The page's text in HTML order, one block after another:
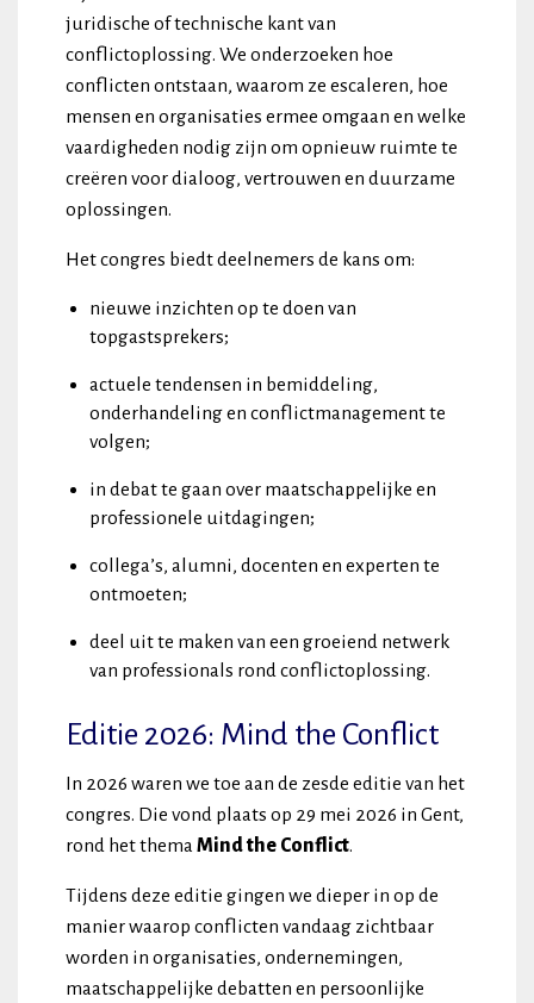
juridische of technische kant van
conflictoplossing. We onderzoeken hoe
conflicten ontstaan, waarom ze escaleren, hoe
mensen en organisaties ermee omgaan en welke
vaardigheden nodig zijn om opnieuw ruimte te
creëren voor dialoog, vertrouwen en duurzame
oplossingen.
Het congres biedt deelnemers de kans om:
nieuwe inzichten op te doen van
topgastsprekers;
actuele tendensen in bemiddeling,
onderhandeling en conflictmanagement te
volgen;
in debat te gaan over maatschappelijke en
professionele uitdagingen;
collega’s, alumni, docenten en experten te
ontmoeten;
deel uit te maken van een groeiend netwerk
van professionals rond conflictoplossing.
Editie 2026: Mind the Conflict
In 2026 waren we toe aan de zesde editie van het
congres. Die vond plaats op 29 mei 2026 in Gent,
rond het themaMind the Conflict.
Tijdens deze editie gingen we dieper in op de
manier waarop conflicten vandaag zichtbaar
worden in organisaties, ondernemingen,
maatschappelijke debatten en persoonlijke